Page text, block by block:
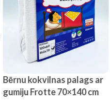
Bērnu kokvilnas palags ar
gumiju Frotte 70×140 cm